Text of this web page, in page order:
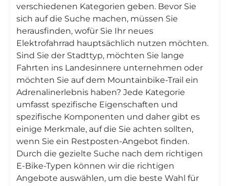
verschiedenen Kategorien geben. Bevor Sie
sich auf die Suche machen, müssen Sie
herausfinden, wofür Sie Ihr neues
Elektrofahrrad hauptsächlich nutzen möchten.
Sind Sie der Stadttyp, möchten Sie lange
Fahrten ins Landesinnere unternehmen oder
möchten Sie auf dem Mountainbike-Trail ein
Adrenalinerlebnis haben? Jede Kategorie
umfasst spezifische Eigenschaften und
spezifische Komponenten und daher gibt es
einige Merkmale, auf die Sie achten sollten,
wenn Sie ein Restposten-Angebot finden.
Durch die gezielte Suche nach dem richtigen
E-Bike-Typen können wir die richtigen
Angebote auswählen, um die beste Wahl für